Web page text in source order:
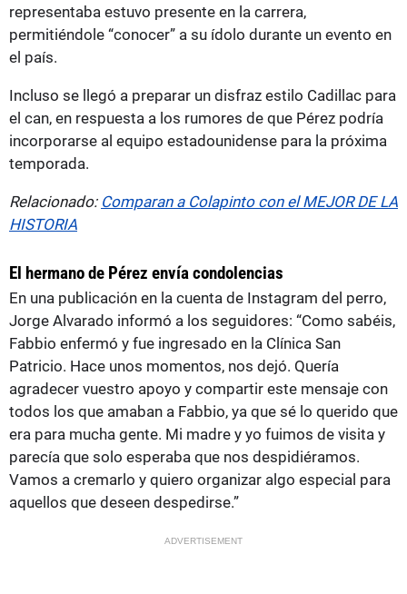
representaba estuvo presente en la carrera,
permitiéndole “conocer” a su ídolo durante un evento en
el país.
Incluso se llegó a preparar un disfraz estilo Cadillac para
el can, en respuesta a los rumores de que Pérez podría
incorporarse al equipo estadounidense para la próxima
temporada.
Relacionado: Comparan a Colapinto con el MEJOR DE LA
HISTORIA
El hermano de Pérez envía condolencias
En una publicación en la cuenta de Instagram del perro,
Jorge Alvarado informó a los seguidores: “Como sabéis,
Fabbio enfermó y fue ingresado en la Clínica San
Patricio. Hace unos momentos, nos dejó. Quería
agradecer vuestro apoyo y compartir este mensaje con
todos los que amaban a Fabbio, ya que sé lo querido que
era para mucha gente. Mi madre y yo fuimos de visita y
parecía que solo esperaba que nos despidiéramos.
Vamos a cremarlo y quiero organizar algo especial para
aquellos que deseen despedirse.”
ADVERTISEMENT